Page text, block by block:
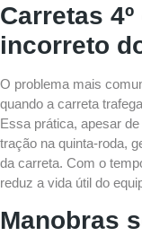
Carretas
incorreto
O problema mais
quando a carreta
Essa prática, apesar
tração na quinta-roda,
da carreta. Com o
reduz a vida útil do
Manobras